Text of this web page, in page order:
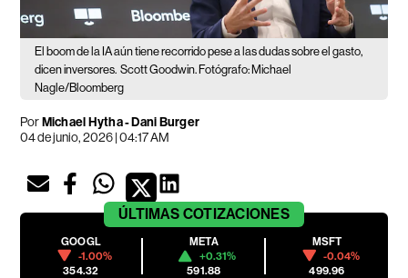
El boom de la IA aún tiene recorrido pese a las dudas sobre el gasto,
dicen inversores. Scott Goodwin. Fotógrafo: Michael
Nagle/Bloomberg
PorMichael Hytha - Dani Burger
04 de junio, 2026 | 04:17 AM
ÚLTIMAS COTIZACIONES
GOOGL
-1.00%
354.32
META
+0.31%
591.88
MSFT
-0.04%
499.96